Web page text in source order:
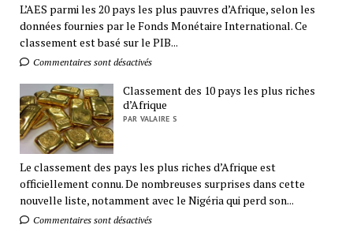
L’AES parmi les 20 pays les plus pauvres d’Afrique, selon les
données fournies par le Fonds Monétaire International. Ce
classement est basé sur le PIB...
Commentaires sont désactivés
Classement des 10 pays les plus riches
d’Afrique
PAR VALAIRE S
Le classement des pays les plus riches d’Afrique est
officiellement connu. De nombreuses surprises dans cette
nouvelle liste, notamment avec le Nigéria qui perd son...
Commentaires sont désactivés